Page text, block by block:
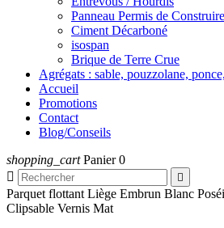
Panneau Permis de Construire
Ciment Décarboné
isospan
Brique de Terre Crue
Agrégats : sable, pouzzolane,
Accueil
Promotions
Contact
Blog/Conseils
shopping_cart Panier 0


Parquet flottant Liège Embrun Blanc
Clipsable Vernis Mat